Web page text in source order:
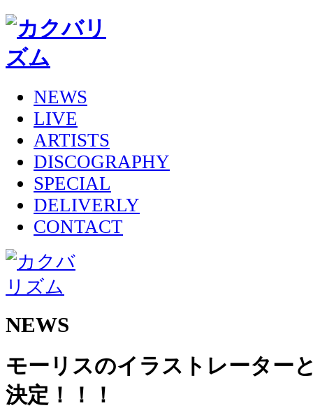
NEWS
LIVE
ARTISTS
DISCOGRAPHY
SPECIAL
DELIVERLY
CONTACT
NEWS
モーリスのイラストレーター
決定！！！